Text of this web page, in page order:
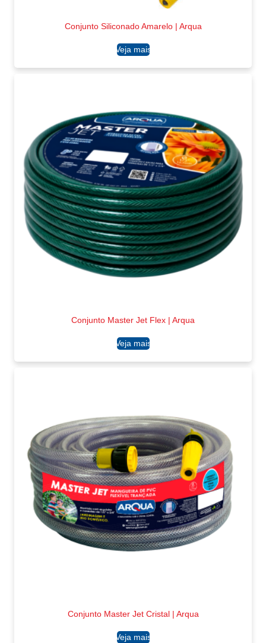
Conjunto Siliconado Amarelo | Arqua
Ler mais
Conjunto Master Jet Flex | Arqua
Ler mais
Conjunto Master Jet Cristal | Arqua
Ler mais